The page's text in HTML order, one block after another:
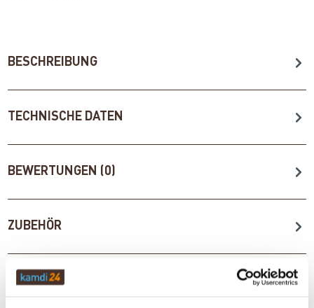
BESCHREIBUNG
TECHNISCHE DATEN
BEWERTUNGEN (0)
ZUBEHÖR
WICHTIGE INFOS